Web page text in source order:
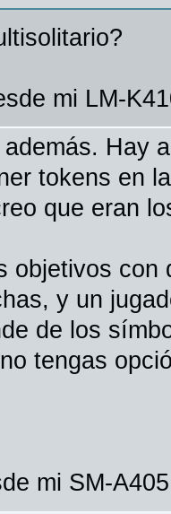
mi LM-
Hay
tokens en
que eran
objetivos con
y un
de los
tengas
mi SM-